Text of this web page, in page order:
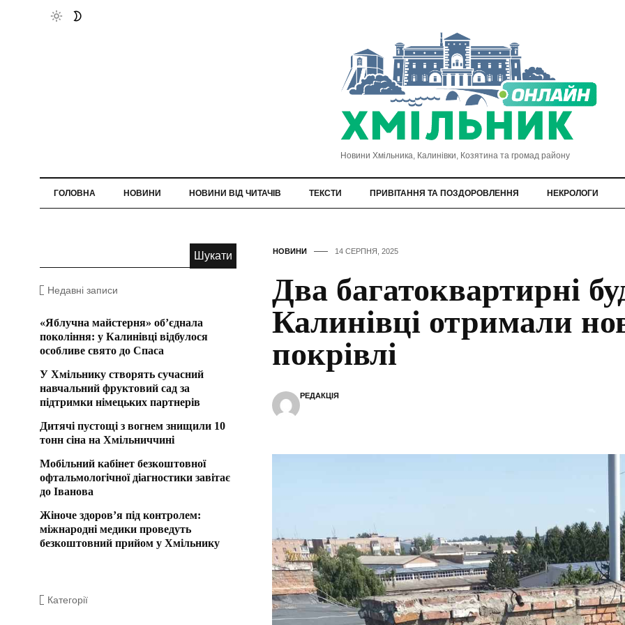
Новини Хмільника, Калинівки, Козятина та громад району
ГОЛОВНА НОВИНИ НОВИНИ ВІД ЧИТАЧІВ ТЕКСТИ ПРИВІТАННЯ ТА ПОЗДОРОВЛЕННЯ НЕКРОЛОГИ
НОВИНИ 14 СЕРПНЯ, 2025
Два багатоквартирні
Калинівці отримали
покрівлі
РЕДАКЦІЯ
Недавні записи
«Яблучна майстерня» об’єднала
покоління: у Калинівці відбулося
особливе свято до Спаса
У Хмільнику створять сучасний
навчальний фруктовий сад за
підтримки німецьких партнерів
Дитячі пустощі з вогнем знищили 10
тонн сіна на Хмільниччині
Мобільний кабінет безкоштовної
офтальмологічної діагностики завітає
до Іванова
Жіноче здоров’я під контролем:
міжнародні медики проведуть
безкоштовний прийом у Хмільнику
Категорії